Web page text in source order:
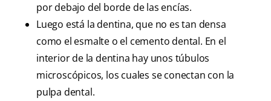
por debajo del borde de las encías.
Luego está la dentina, que no es tan densa
como el esmalte o el cemento dental. En el
interior de la dentina hay unos túbulos
microscópicos, los cuales se conectan con la
pulpa dental.